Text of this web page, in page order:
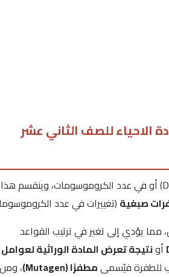
الاحياء للصف الثاني عشر
بأنها تغير عشوائي يحدث في تركيب الحمض النووي (DNA) أو في عدد الكروموسومات، وينقسم هذا
صبغية (تغييرات في عدد
مما يؤدي إلى تغير في ترتيب القواعد
أونتيجة تعرض المادة الوراثية لعوامل
للطفرة فيُسمىمطفرًا (Mutagen)
، ومن